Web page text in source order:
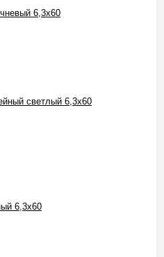
6,3x60
светлый 6,3x60
6,3x60